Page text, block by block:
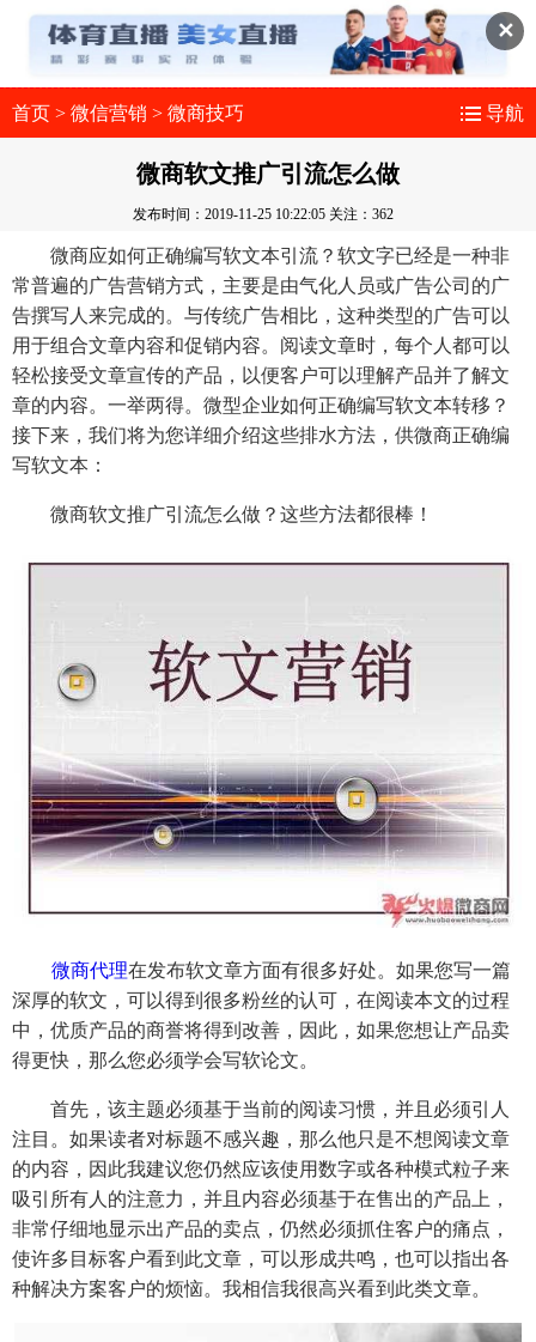
✕
首页 > 微信营销 > 微商技巧 导航
微商软文推广引流怎么做
发布时间：2019-11-25 10:22:05 关注：362
微商应如何正确编写软文本引流？软文字已经是一种非
常普遍的广告营销方式，主要是由气化人员或广告公司的广
告撰写人来完成的。与传统广告相比，这种类型的广告可以
用于组合文章内容和促销内容。阅读文章时，每个人都可以
轻松接受文章宣传的产品，以便客户可以理解产品并了解文
章的内容。一举两得。微型企业如何正确编写软文本转移？
接下来，我们将为您详细介绍这些排水方法，供微商正确编
写软文本：
微商软文推广引流怎么做？这些方法都很棒！
微商代理在发布软文章方面有很多好处。如果您写一篇
深厚的软文，可以得到很多粉丝的认可，在阅读本文的过程
中，优质产品的商誉将得到改善，因此，如果您想让产品卖
得更快，那么您必须学会写软论文。
首先，该主题必须基于当前的阅读习惯，并且必须引人
注目。如果读者对标题不感兴趣，那么他只是不想阅读文章
的内容，因此我建议您仍然应该使用数字或各种模式粒子来
吸引所有人的注意力，并且内容必须基于在售出的产品上，
非常仔细地显示出产品的卖点，仍然必须抓住客户的痛点，
使许多目标客户看到此文章，可以形成共鸣，也可以指出各
种解决方案客户的烦恼。我相信我很高兴看到此类文章。